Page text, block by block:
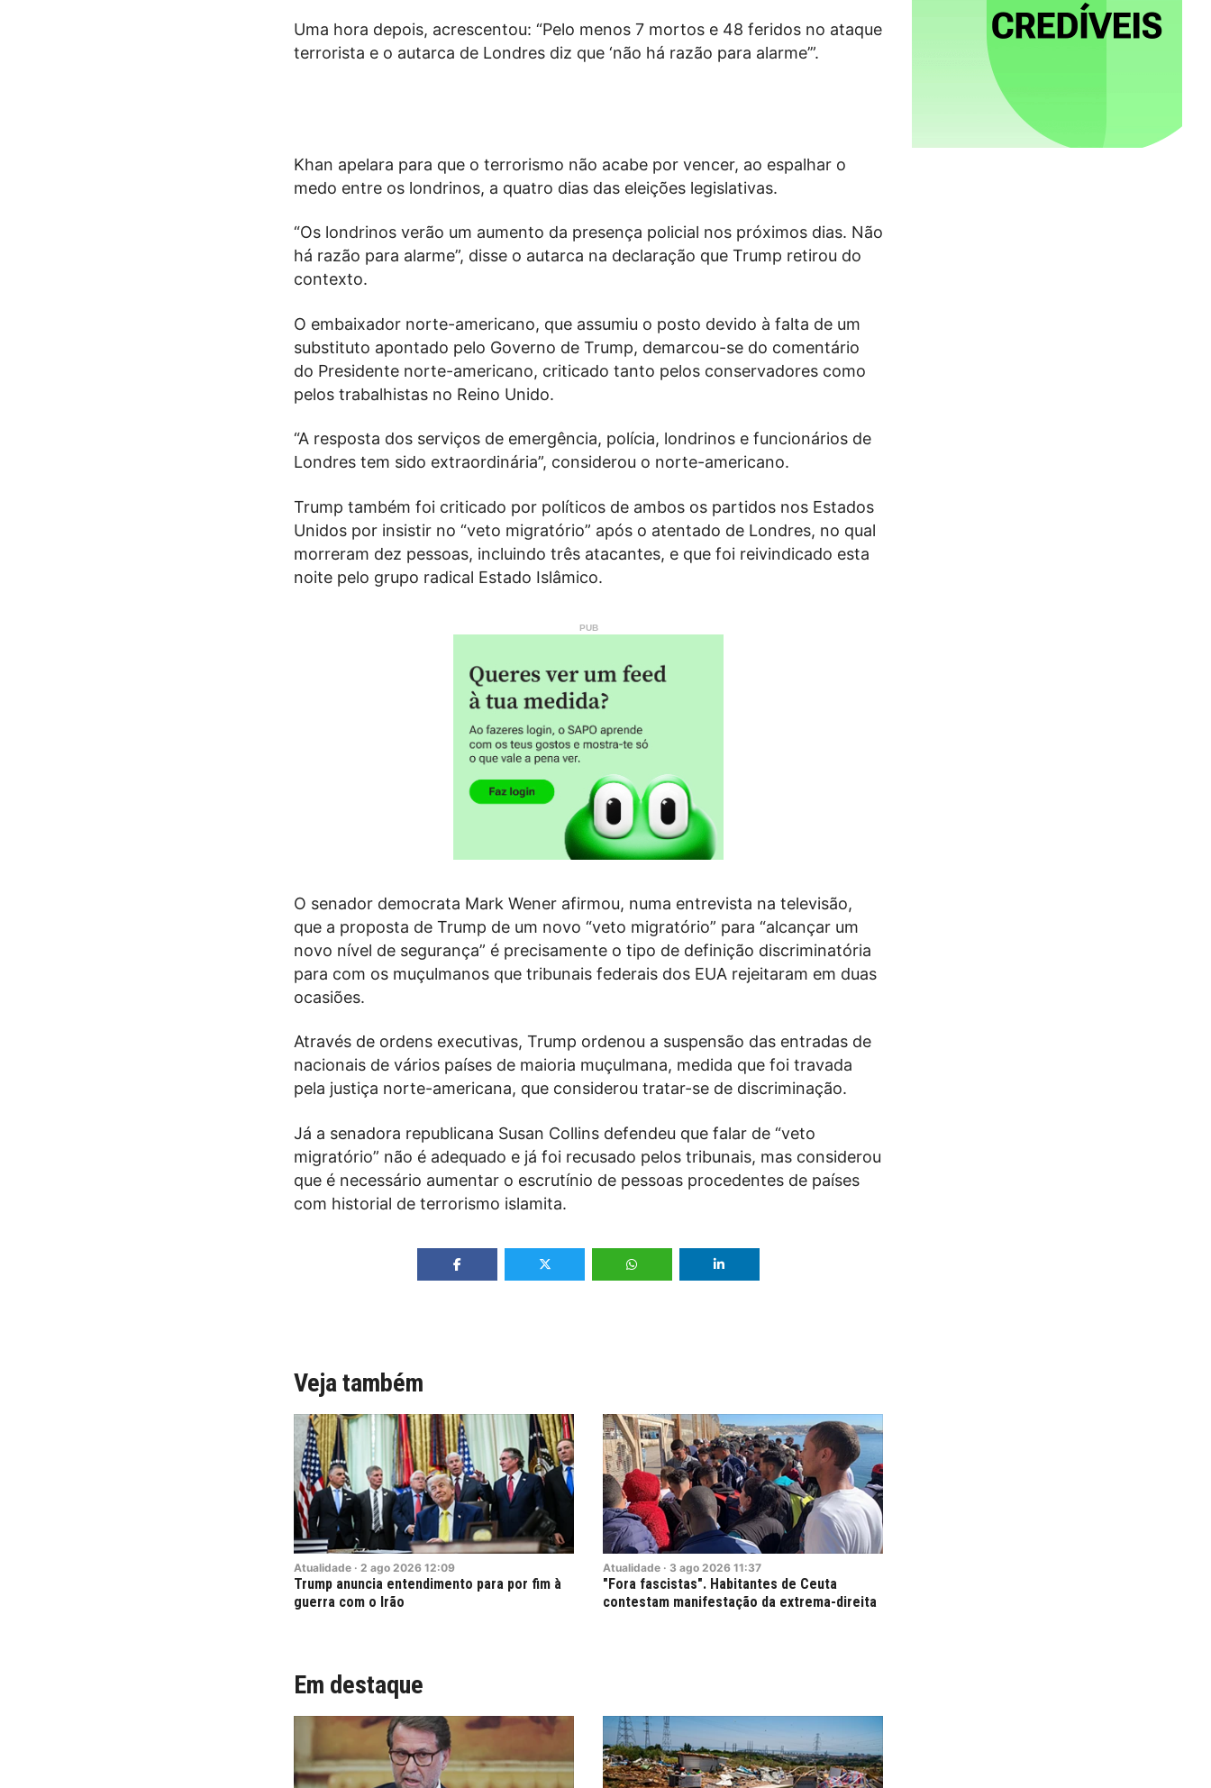
Uma hora depois, acrescentou: “Pelo menos 7 mortos e 48 feridos no ataque
terrorista e o autarca de Londres diz que ‘não há razão para alarme’”.
Khan apelara para que o terrorismo não acabe por vencer, ao espalhar o
medo entre os londrinos, a quatro dias das eleições legislativas.
“Os londrinos verão um aumento da presença policial nos próximos dias. Não
há razão para alarme”, disse o autarca na declaração que Trump retirou do
contexto.
O embaixador norte-americano, que assumiu o posto devido à falta de um
substituto apontado pelo Governo de Trump, demarcou-se do comentário
do Presidente norte-americano, criticado tanto pelos conservadores como
pelos trabalhistas no Reino Unido.
“A resposta dos serviços de emergência, polícia, londrinos e funcionários de
Londres tem sido extraordinária”, considerou o norte-americano.
Trump também foi criticado por políticos de ambos os partidos nos Estados
Unidos por insistir no “veto migratório” após o atentado de Londres, no qual
morreram dez pessoas, incluindo três atacantes, e que foi reivindicado esta
noite pelo grupo radical Estado Islâmico.
O senador democrata Mark Wener afirmou, numa entrevista na televisão,
que a proposta de Trump de um novo “veto migratório” para “alcançar um
novo nível de segurança” é precisamente o tipo de definição discriminatória
para com os muçulmanos que tribunais federais dos EUA rejeitaram em duas
ocasiões.
Através de ordens executivas, Trump ordenou a suspensão das entradas de
nacionais de vários países de maioria muçulmana, medida que foi travada
pela justiça norte-americana, que considerou tratar-se de discriminação.
Já a senadora republicana Susan Collins defendeu que falar de “veto
migratório” não é adequado e já foi recusado pelos tribunais, mas considerou
que é necessário aumentar o escrutínio de pessoas procedentes de países
com historial de terrorismo islamita.
Veja também
Atualidade · 2 ago 2026 12:09
Trump anuncia entendimento para por fim à
guerra com o Irão
Atualidade · 3 ago 2026 11:37
"Fora fascistas". Habitantes de Ceuta
contestam manifestação da extrema-direita
Em destaque